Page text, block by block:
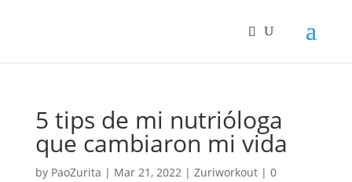
5 tips de mi nutrióloga
que cambiaron mi vida
by PaoZurita | Mar 21, 2022| Zuriworkout| 0